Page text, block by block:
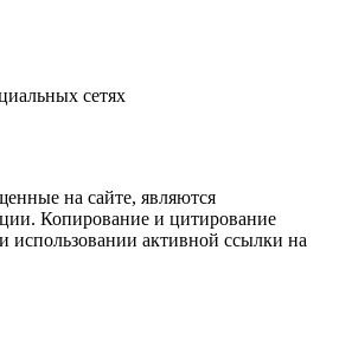
сетях
на сайте, являются
Копирование и цитирование
использовании активной ссылки на